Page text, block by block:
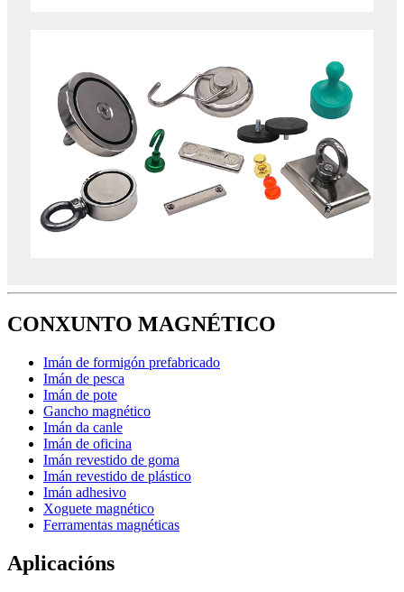
CONXUNTO MAGNÉTICO
Imán de formigón prefabricado
Imán de pesca
Imán de pote
Gancho magnético
Imán da canle
Imán de oficina
Imán revestido de goma
Imán revestido de plástico
Imán adhesivo
Xoguete magnético
Ferramentas magnéticas
Aplicacións